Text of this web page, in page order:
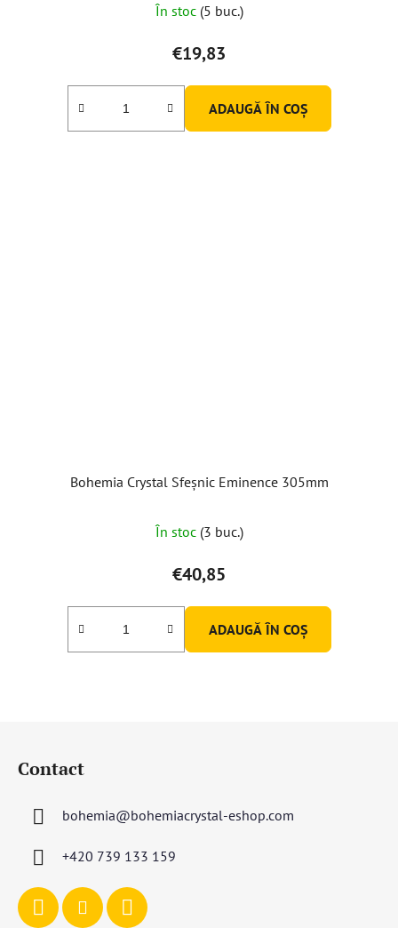
În stoc (5 buc.)
€19,83
ADAUGĂ ÎN COŞ
Bohemia Crystal Sfeșnic Eminence 305mm
medie
a
produsului
este
5,0
În stoc (3 buc.)
€40,85
ADAUGĂ ÎN COŞ
Contact
bohemia@bohemiacrystal-eshop.com
+420 739 133 159